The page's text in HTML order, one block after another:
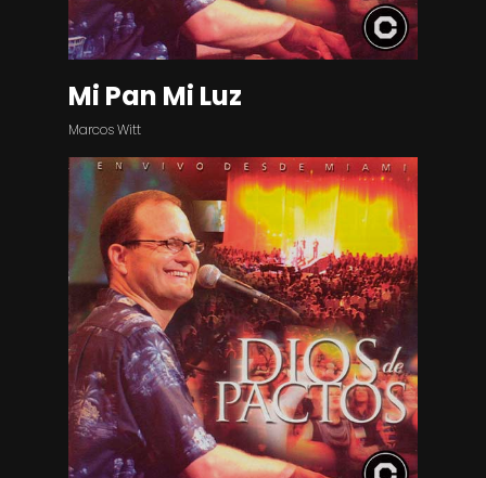
Mi Pan Mi Luz
Marcos Witt